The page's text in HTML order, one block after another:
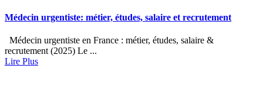
Médecin urgentiste: métier, études, salaire et recrutement
Médecin urgentiste en France : métier, études, salaire &
recrutement (2025) Le ...
Lire Plus